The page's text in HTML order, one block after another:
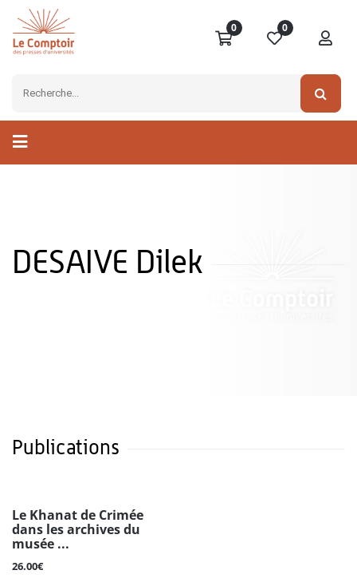
0 0
DESAIVE Dilek
Publications
Le Khanat de Crimée
dans les archives du
musée ...
26.00€